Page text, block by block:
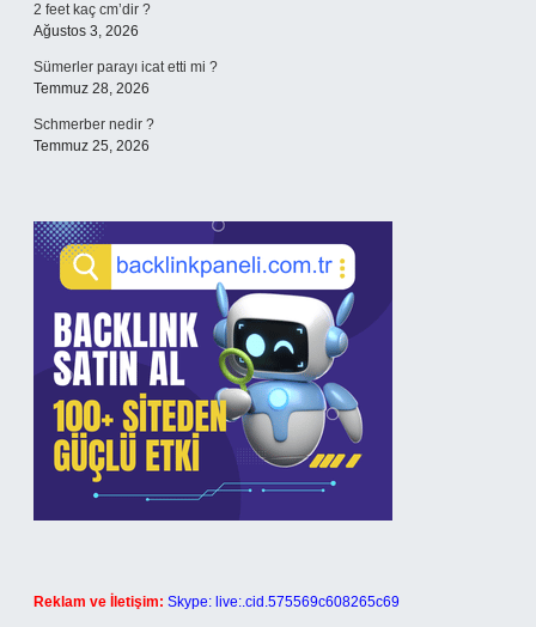
2 feet kaç cm’dir ?
Ağustos 3, 2026
Sümerler parayı icat etti mi ?
Temmuz 28, 2026
Schmerber nedir ?
Temmuz 25, 2026
Reklam ve İletişim: Skype: live:.cid.575569c608265c69